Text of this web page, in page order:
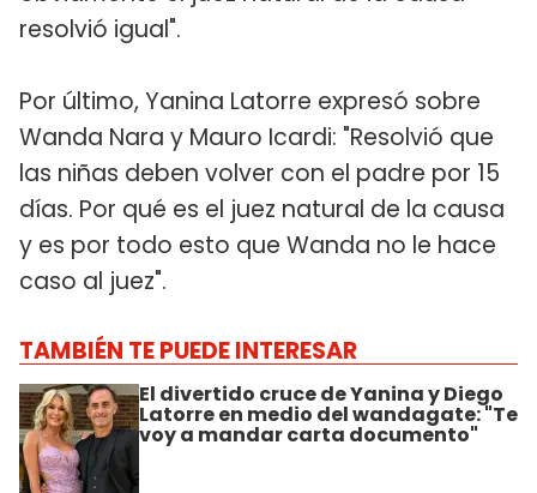
resolvió igual".
Por último, Yanina Latorre expresó sobre
Wanda Nara y Mauro Icardi: "Resolvió que
las niñas deben volver con el padre por 15
días. Por qué es el juez natural de la causa
y es por todo esto que Wanda no le hace
caso al juez".
TAMBIÉN TE PUEDE INTERESAR
El divertido cruce de Yanina y Diego
Latorre en medio del wandagate: "Te
voy a mandar carta documento"